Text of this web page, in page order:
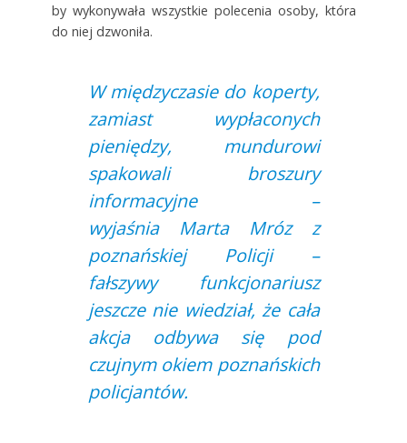
by wykonywała wszystkie polecenia osoby, która
do niej dzwoniła.
W międzyczasie do koperty,
zamiast wypłaconych
pieniędzy, mundurowi
spakowali broszury
informacyjne –
wyjaśnia Marta Mróz z
poznańskiej Policji –
fałszywy funkcjonariusz
jeszcze nie wiedział, że cała
akcja odbywa się pod
czujnym okiem poznańskich
policjantów.